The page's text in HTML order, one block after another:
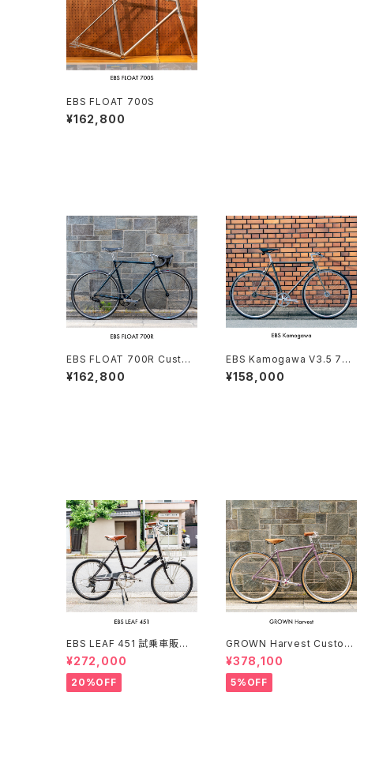
EBS FLOAT 700S
¥162,800
EBS FLOAT 700R Custo
m complete bike
¥162,800
EBS Kamogawa V3.5 700
C Custom order (deposi
t)
¥158,000
EBS LEAF 451 試乗車販売
（150-169cm）
¥272,000
20%OFF
GROWN Harvest Custom
complete bike（154-168c
m）
¥378,100
5%OFF